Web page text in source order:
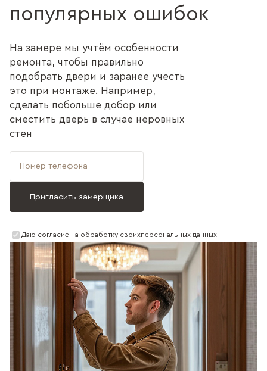
популярных ошибок
На замере мы учтём особенности
ремонта, чтобы правильно
подобрать двери и заранее учесть
это при монтаже. Например,
сделать побольше добор или
сместить дверь в случае неровных
стен
Даю согласие на обработку своихперсональных данных.